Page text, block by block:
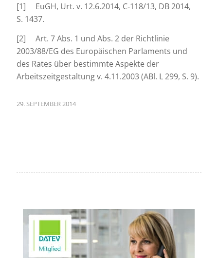
[1] EuGH, Urt. v. 12.6.2014, C‑118/13, DB 2014,
S. 1437.
[2] Art. 7 Abs. 1 und Abs. 2 der Richtlinie
2003/88/EG des Europäischen Parlaments und
des Rates über bestimmte Aspekte der
Arbeitszeitgestaltung v. 4.11.2003 (ABl. L 299, S. 9).
29. SEPTEMBER 2014